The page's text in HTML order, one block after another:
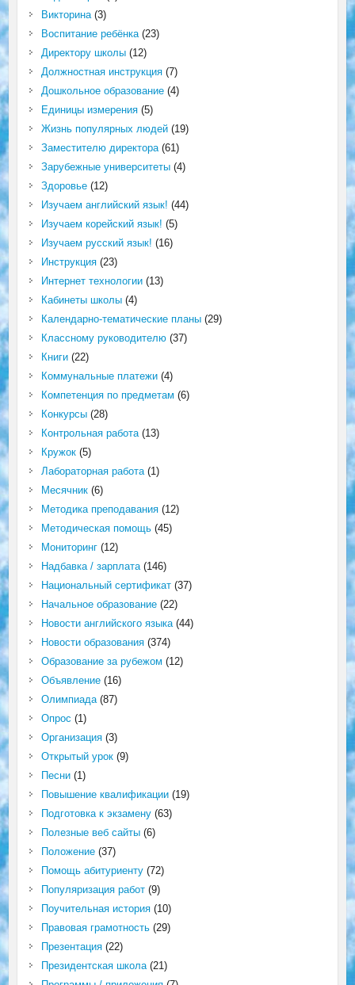
Викторина(3)
Воспитание ребёнка(23)
Директору школы(12)
Должностная инструкция(7)
Дошкольное образование(4)
Единицы измерения(5)
Жизнь популярных людей(19)
Заместителю директора(61)
Зарубежные университеты(4)
Здоровье(12)
Изучаем английский язык! (44)
Изучаем корейский язык! (5)
Изучаем русский язык! (16)
Инструкция(23)
Интернет технологии(13)
Кабинеты школы(4)
Календарно-тематические планы(29)
Классному руководителю(37)
Книги(22)
Коммунальные платежи(4)
Компетенция по предметам (6)
Конкурсы(28)
Контрольная работа(13)
Кружок(5)
Лабораторная работа(1)
Месячник(6)
Методика преподавания(12)
Методическая помощь(45)
Мониторинг(12)
Надбавка / зарплата(146)
Национальный сертификат(37)
Начальное образование(22)
Новости английского языка(44)
Новости образования(374)
Образование за рубежом (12)
Объявление(16)
Олимпиада(87)
Опрос (1)
Организация(3)
Открытый урок(9)
Песни(1)
Повышение квалификации(19)
Подготовка к экзамену(63)
Полезные веб сайты(6)
Положение(37)
Помощь абитуриенту(72)
Популяризация работ(9)
Поучительная история(10)
Правовая грамотность(29)
Презентация(22)
Президентская школа(21)